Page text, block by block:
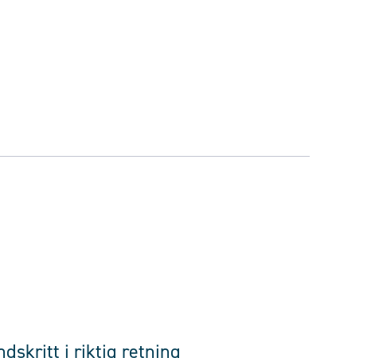
i riktig retning